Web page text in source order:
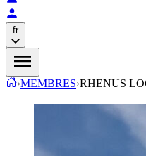
fr
›MEMBRES›RHENUS